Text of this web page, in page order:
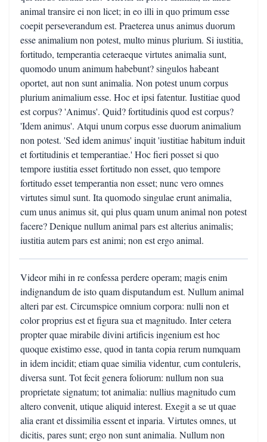
animal transire ei non licet; in eo illi in quo primum esse
coepit perseverandum est. Praeterea unus animus duorum
esse animalium non potest, multo minus plurium. Si iustitia,
fortitudo, temperantia ceteraeque virtutes animalia sunt,
quomodo unum animum habebunt? singulos habeant
oportet, aut non sunt animalia. Non potest unum corpus
plurium animalium esse. Hoc et ipsi fatentur. Iustitiae quod
est corpus? 'Animus'. Quid? fortitudinis quod est corpus?
'Idem animus'. Atqui unum corpus esse duorum animalium
non potest. 'Sed idem animus' inquit 'iustitiae habitum induit
et fortitudinis et temperantiae.' Hoc fieri posset si quo
tempore iustitia esset fortitudo non esset, quo tempore
fortitudo esset temperantia non esset; nunc vero omnes
virtutes simul sunt. Ita quomodo singulae erunt animalia,
cum unus animus sit, qui plus quam unum animal non potest
facere? Denique nullum animal pars est alterius animalis;
iustitia autem pars est animi; non est ergo animal.
Videor mihi in re confessa perdere operam; magis enim
indignandum de isto quam disputandum est. Nullum animal
alteri par est. Circumspice omnium corpora: nulli non et
color proprius est et figura sua et magnitudo. Inter cetera
propter quae mirabile divini artificis ingenium est hoc
quoque existimo esse, quod in tanta copia rerum numquam
in idem incidit; etiam quae similia videntur, cum contuleris,
diversa sunt. Tot fecit genera foliorum: nullum non sua
proprietate signatum; tot animalia: nullius magnitudo cum
altero convenit, utique aliquid interest. Exegit a se ut quae
alia erant et dissimilia essent et inparia. Virtutes omnes, ut
dicitis, pares sunt; ergo non sunt animalia. Nullum non